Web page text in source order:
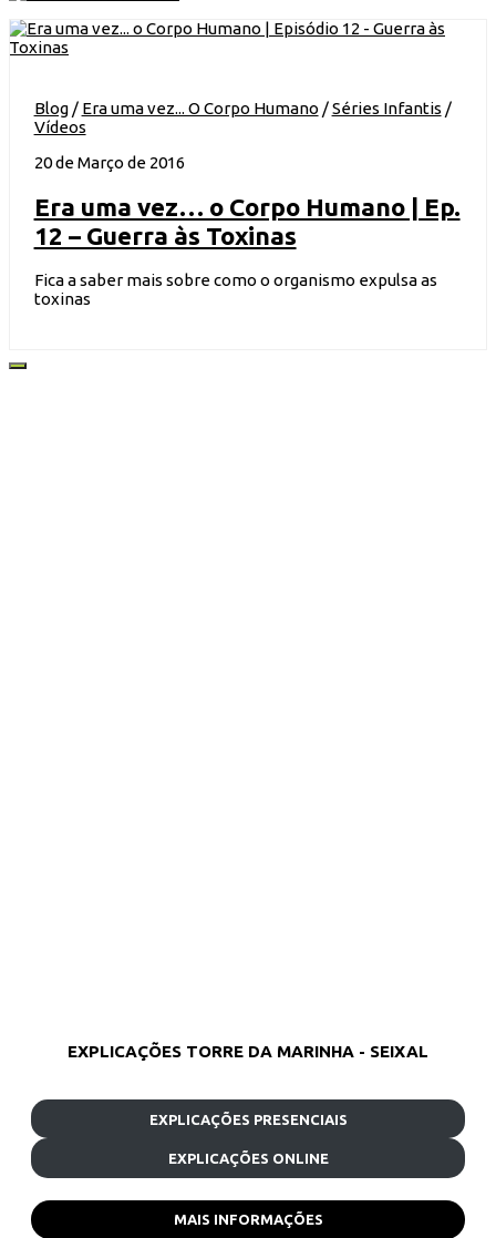
Blog/ Era uma vez... O Corpo Humano /Séries Infantis /
Vídeos
20 de Março de 2016
Era uma vez… o Corpo Humano | Ep.
12 – Guerra às Toxinas
Fica a saber mais sobre como o organismo expulsa as
toxinas
EXPLICAÇÕES TORRE DA MARINHA - SEIXAL
EXPLICAÇÕES PRESENCIAIS
EXPLICAÇÕES ONLINE
MAIS INFORMAÇÕES